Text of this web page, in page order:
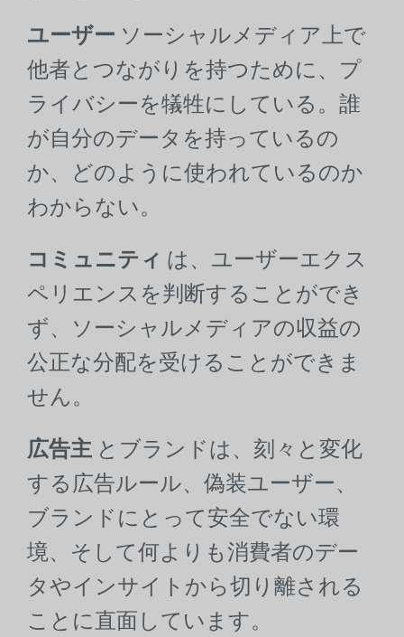
ユーザー ソーシャルメディア上で
他者とつながりを持つために、プ
ライバシーを犠牲にしている。誰
が自分のデータを持っているの
か、どのように使われているのか
わからない。
コミュニティ は、ユーザーエクス
ペリエンスを判断することができ
ず、ソーシャルメディアの収益の
公正な分配を受けることができま
せん。
広告主 とブランドは、刻々と変化
する広告ルール、偽装ユーザー、
ブランドにとって安全でない環
境、そして何よりも消費者のデー
タやインサイトから切り離される
ことに直面しています。